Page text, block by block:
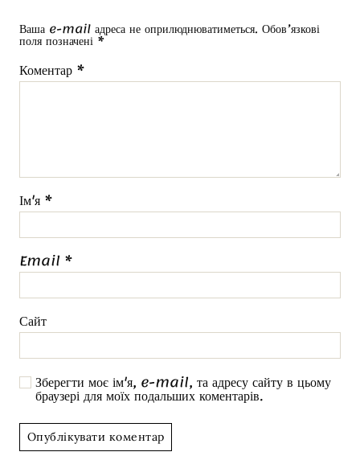
Ваша e-mail адреса не оприлюднюватиметься. Обов’язкові
поля позначені *
Коментар*
Ім'я*
Email *
Сайт
Зберегти моє ім'я, e-mail, та адресу сайту в цьому
браузері для моїх подальших коментарів.